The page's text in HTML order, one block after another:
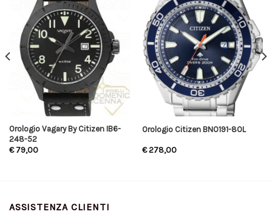
Orologio Vagary By Citizen IB6-
248-52
€79,00
Orologio Citizen BN0191-80L
€278,00
ASSISTENZA CLIENTI